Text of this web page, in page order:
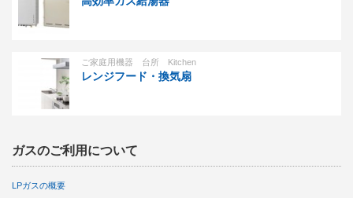
ご家庭用機器 台所 Kitchen
レンジフード・換気扇
ガスのご利用について
LPガスの概要